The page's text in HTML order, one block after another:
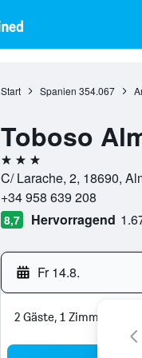
Start Spanien 354.067
Toboso
3 Sterne
C/ Larache, 2, 18690,
+34 958 639 208
8,7 Hervorragend
Fr 14.8.
2 Gäste, 1 Zimmer